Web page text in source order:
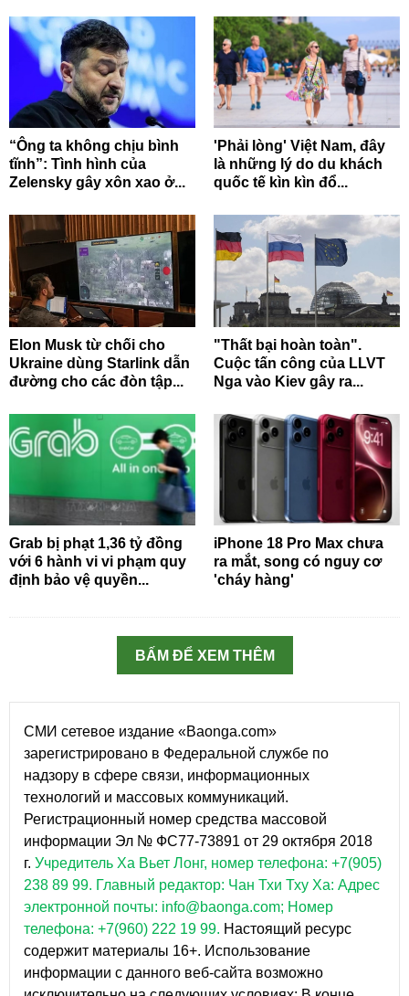
“Ông ta không chịu bình
tĩnh”: Tình hình của
Zelensky gây xôn xao ở...
'Phải lòng' Việt Nam, đây
là những lý do du khách
quốc tế kìn kìn đổ...
Elon Musk từ chối cho
Ukraine dùng Starlink dẫn
đường cho các đòn tập...
"Thất bại hoàn toàn".
Cuộc tấn công của LLVT
Nga vào Kiev gây ra...
Grab bị phạt 1,36 tỷ đồng
với 6 hành vi vi phạm quy
định bảo vệ quyền...
iPhone 18 Pro Max chưa
ra mắt, song có nguy cơ
'cháy hàng'
BẤM ĐỂ XEM THÊM
СМИ сетевое издание «Baonga.com»
зарегистрировано в Федеральной службе по
надзору в сфере связи, информационных
технологий и массовых коммуникаций.
Регистрационный номер средства массовой
информации Эл № ФС77-73891 от 29 октября 2018
г. Учредитель Ха Вьет Лонг, номер телефона: +7(905)
238 89 99. Главный редактор: Чан Тхи Тху Ха: Адрес
электронной почты: info@baonga.com; Номер
телефона: +7(960) 222 19 99. Настоящий ресурс
содержит материалы 16+. Использование
информации с данного веб-сайта возможно